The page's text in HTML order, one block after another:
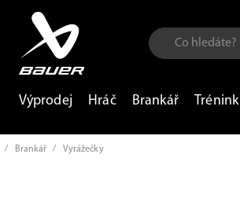
Výprodej Hráč Brankář Trénink
/ Brankář / Vyrážečky